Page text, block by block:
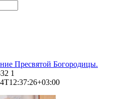
Пресвятой Богородицы.
1